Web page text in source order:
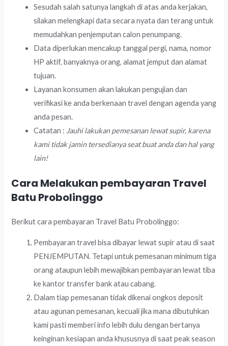
Sesudah salah satunya langkah di atas anda kerjakan,
silakan melengkapi data secara nyata dan terang untuk
memudahkan penjemputan calon penumpang.
Data diperlukan mencakup tanggal pergi, nama, nomor
HP aktif, banyaknya orang, alamat jemput dan alamat
tujuan.
Layanan konsumen akan lakukan pengujian dan
verifikasi ke anda berkenaan travel dengan agenda yang
anda pesan.
Catatan : Jauhi lakukan pemesanan lewat supir, karena
kami tidak jamin tersedianya seat buat anda dan hal yang
lain!
Cara Melakukan pembayaran Travel
Batu Probolinggo
Berikut cara pembayaran Travel Batu Probolinggo:
Pembayaran travel bisa dibayar lewat supir atau di saat
PENJEMPUTAN. Tetapi untuk pemesanan minimum tiga
orang ataupun lebih mewajibkan pembayaran lewat tiba
ke kantor transfer bank atau cabang.
Dalam tiap pemesanan tidak dikenai ongkos deposit
atau agunan pemesanan, kecuali jika mana dibutuhkan
kami pasti memberi info lebih dulu dengan bertanya
keinginan kesiapan anda khususnya di saat peak season